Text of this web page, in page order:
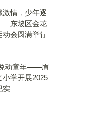
激情，少年逐
东坡区金花
动会圆满举行
动童年——眉
小学开展2025
实